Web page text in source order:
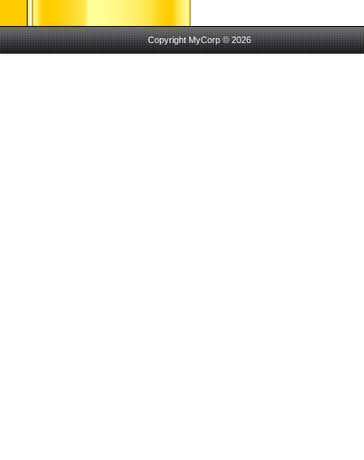
Copyright MyCorp © 2026